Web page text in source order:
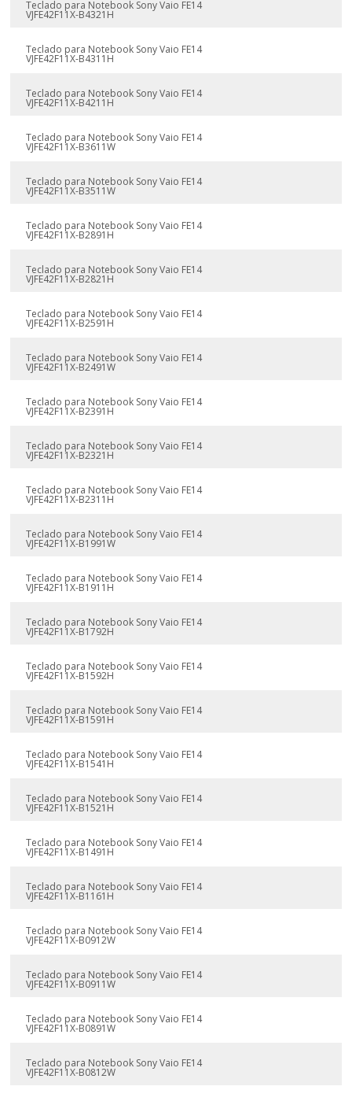
Teclado para Notebook Sony Vaio FE14
VJFE42F11X-B4321H
Teclado para Notebook Sony Vaio FE14
VJFE42F11X-B4311H
Teclado para Notebook Sony Vaio FE14
VJFE42F11X-B4211H
Teclado para Notebook Sony Vaio FE14
VJFE42F11X-B3611W
Teclado para Notebook Sony Vaio FE14
VJFE42F11X-B3511W
Teclado para Notebook Sony Vaio FE14
VJFE42F11X-B2891H
Teclado para Notebook Sony Vaio FE14
VJFE42F11X-B2821H
Teclado para Notebook Sony Vaio FE14
VJFE42F11X-B2591H
Teclado para Notebook Sony Vaio FE14
VJFE42F11X-B2491W
Teclado para Notebook Sony Vaio FE14
VJFE42F11X-B2391H
Teclado para Notebook Sony Vaio FE14
VJFE42F11X-B2321H
Teclado para Notebook Sony Vaio FE14
VJFE42F11X-B2311H
Teclado para Notebook Sony Vaio FE14
VJFE42F11X-B1991W
Teclado para Notebook Sony Vaio FE14
VJFE42F11X-B1911H
Teclado para Notebook Sony Vaio FE14
VJFE42F11X-B1792H
Teclado para Notebook Sony Vaio FE14
VJFE42F11X-B1592H
Teclado para Notebook Sony Vaio FE14
VJFE42F11X-B1591H
Teclado para Notebook Sony Vaio FE14
VJFE42F11X-B1541H
Teclado para Notebook Sony Vaio FE14
VJFE42F11X-B1521H
Teclado para Notebook Sony Vaio FE14
VJFE42F11X-B1491H
Teclado para Notebook Sony Vaio FE14
VJFE42F11X-B1161H
Teclado para Notebook Sony Vaio FE14
VJFE42F11X-B0912W
Teclado para Notebook Sony Vaio FE14
VJFE42F11X-B0911W
Teclado para Notebook Sony Vaio FE14
VJFE42F11X-B0891W
Teclado para Notebook Sony Vaio FE14
VJFE42F11X-B0812W